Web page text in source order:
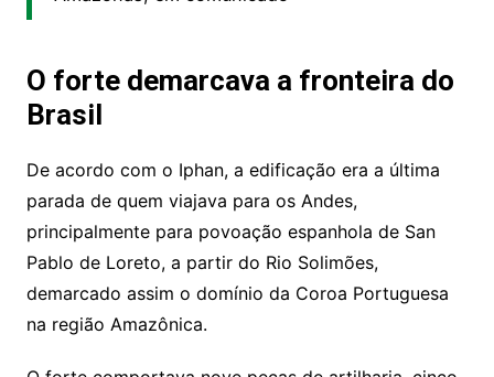
O forte demarcava a fronteira do
Brasil
De acordo com o Iphan, a edificação era a última
parada de quem viajava para os Andes,
principalmente para povoação espanhola de San
Pablo de Loreto, a partir do Rio Solimões,
demarcado assim o domínio da Coroa Portuguesa
na região Amazônica.